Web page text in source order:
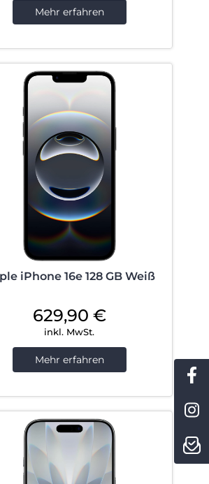
Mehr erfahren
iPhone 16e 128 GB Weiß
629,90 €
inkl. MwSt.
Mehr erfahren